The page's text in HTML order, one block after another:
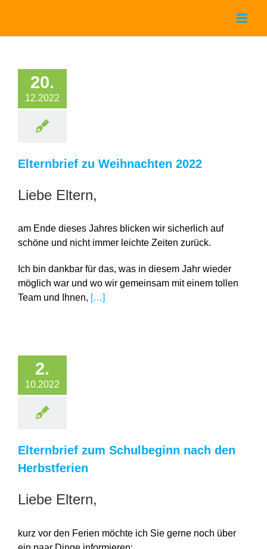
springen
20.
12.2022
Elternbrief zu Weihnachten 2022
Liebe Eltern,
am Ende dieses Jahres blicken wir sicherlich auf
schöne und nicht immer leichte Zeiten zurück.
Ich bin dankbar für das, was in diesem Jahr wieder
möglich war und wo wir gemeinsam mit einem tollen
Team und Ihnen, […]
2.
10.2022
Elternbrief zum Schulbeginn nach den
Herbstferien
Liebe Eltern,
kurz vor den Ferien möchte ich Sie gerne noch über